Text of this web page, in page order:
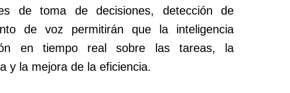
de toma de decisiones, detección de
de voz permitirán que la inteligencia
en tiempo real sobre las tareas, la
y la mejora de la eficiencia.